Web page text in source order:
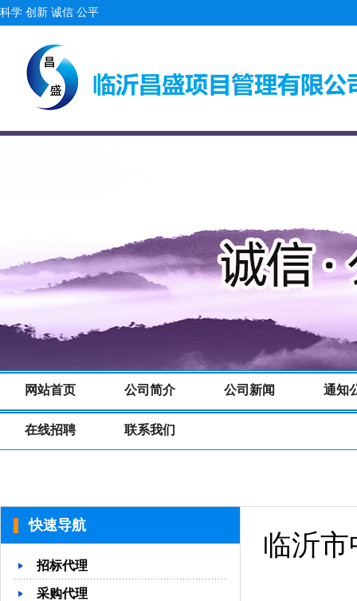
科学 创新 诚信 公平
网站首页 公司简介 公司新闻 通知
在线招聘 联系我们
快速导航
招标代理
采购代理
临沂